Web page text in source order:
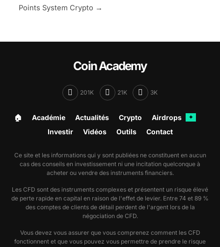
Points System Crypto →
Coin Academy
201K 21K 3K
🏠︎ Académie Actualités Crypto Airdrops ✦
Investir Vidéos Outils Contact
Ce site et les informations qui y sont publiées ne constituent en aucun
cas des conseils en investissement ni une incitation quelconque à
acheter ou vendre des instruments financiers.
Les CFD sont des instruments complexes et présentent un risque élevé
de perte rapide en capital en raison de l'effet de levier. Entre 74 et 89 %
des comptes de clients de détail perdent de l'argent lors de la
négociation de CFD.
Vous devez vous assurer que vous comprenez comment les CFD
fonctionnent et que vous pouvez vous permettre de prendre le risque